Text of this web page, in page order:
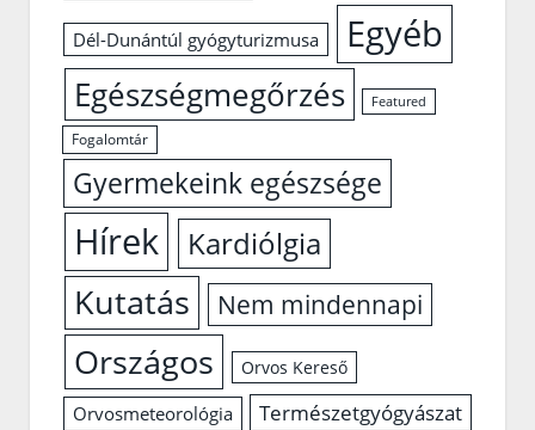
Dél-Dunántúl gyógyturizmusa Egyéb
Egészségmegőrzés Featured
Fogalomtár
Gyermekeink egészsége
Hírek Kardiólgia
Kutatás Nem mindennapi
Országos Orvos Kereső
Orvosmeteorológia Természetgyógyászat